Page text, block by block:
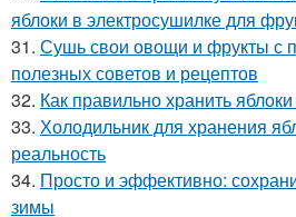
яблоки в электросушилке для
31. Сушь свои овощи и фрукты с
полезных советов и рецептов
32. Как правильно хранить
33. Холодильник для хранения
реальность
34. Просто и эффективно:
зимы